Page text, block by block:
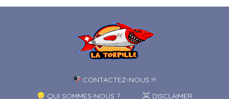
CONTACTEZ-NOUS !!!
QUI SOMMES-NOUS ?
DISCLAIMER